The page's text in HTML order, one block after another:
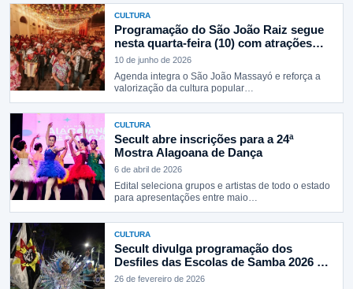
CULTURA
Programação do São João Raiz segue
nesta quarta-feira (10) com atrações
culturais em Maceió
10 de junho de 2026
Agenda integra o São João Massayó e reforça a
valorização da cultura popular…
CULTURA
Secult abre inscrições para a 24ª
Mostra Alagoana de Dança
6 de abril de 2026
Edital seleciona grupos e artistas de todo o estado
para apresentações entre maio…
CULTURA
Secult divulga programação dos
Desfiles das Escolas de Samba 2026 na
orla de Ponta Verde
26 de fevereiro de 2026